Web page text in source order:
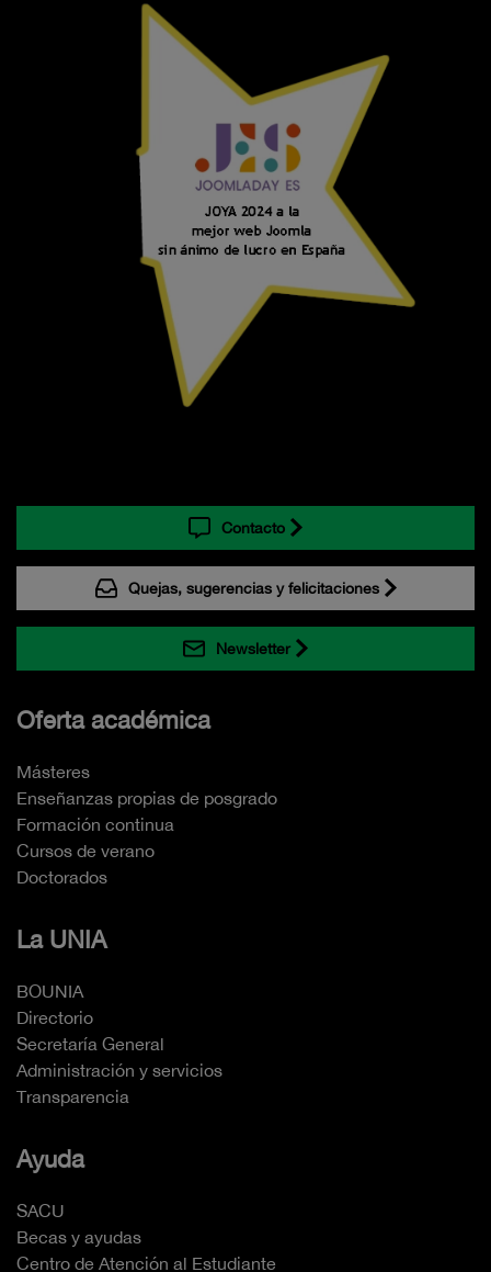
Contacto
Quejas, sugerencias y felicitaciones
Newsletter
Oferta académica
Másteres
Enseñanzas propias de posgrado
Formación continua
Cursos de verano
Doctorados
La UNIA
BOUNIA
Directorio
Secretaría General
Administración y servicios
Transparencia
Ayuda
SACU
Becas y ayudas
Centro de Atención al Estudiante